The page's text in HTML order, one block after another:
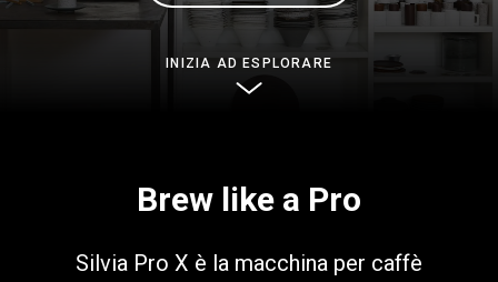
INIZIA AD ESPLORARE
Brew like a Pro
Silvia Pro X è la macchina per caffè
News